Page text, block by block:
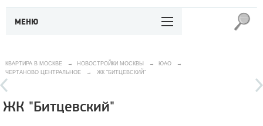
МЕНЮ
КВАРТИРА В МОСКВЕ → НОВОСТРОЙКИ МОСКВЫ → ЮАО
→
ЧЕРТАНОВО ЦЕНТРАЛЬНОЕ
→ ЖК "БИТЦЕВСКИЙ"
ЖК "Битцевский"